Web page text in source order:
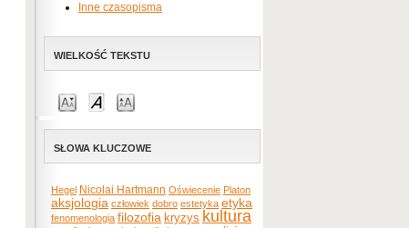
Inne czasopisma
WIELKOŚĆ TEKSTU
SŁOWA KLUCZOWE
Hegel Nicolai Hartmann Oświecenie Platon
aksjologia człowiek dobro estetyka etyka
fenomenologia filozofia kryzys kultura